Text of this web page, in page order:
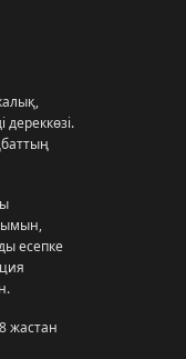
есепке
жастан